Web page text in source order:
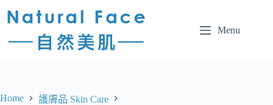
Menu
Home
護膚品 Skin Care